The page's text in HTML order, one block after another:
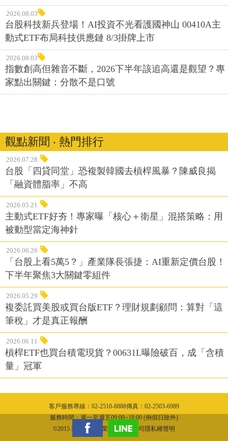
2026.08.03
台股科技新兵登場！AI投資不光看護國神山 00410A主
動式ETF布局科技供應鏈 8/3掛牌上市
2026.08.03
指數創高但雜音不斷，2026下半年該追高還是觀望？專
家點出關鍵：分散不是口號
觀點新聞 ‧ 熱門排行
2026.07.28
台股「四貸同堂」恐複製韓國去槓桿風暴？陳威良揭
「融資體脂率」不高
2026.05.21
主動式ETF好夯！專家曝「核心＋衛星」混搭策略：用
被動型當定海神針
2026.06.26
「台股上看5萬5？」產業隊長張捷：AI重新定價台股！
下半年聚焦3大關鍵零組件
2026.05.29
複委託買美股或買台版ETF？理財規劃顧問：算對「這
筆稅」才是真正報酬
2026.06.11
槓桿ETF也買台積電現貨？00631L曝險破百，成「含積
量」冠軍
客戶服務專線：02-2510-8888傳真：02-2503-6989
服務時間：週一至週五09:00~18:00 (例假日除外)
©2015 城邦文化事業股份有限公司隱私權聲明